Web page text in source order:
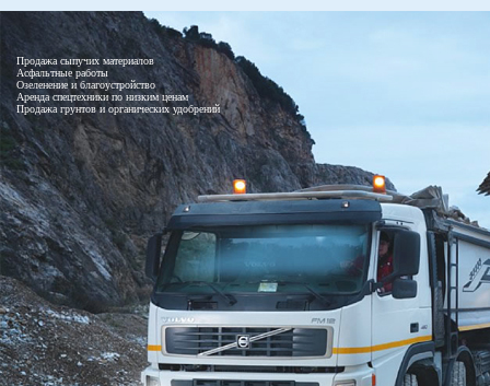
Продажа сыпучих материалов
Асфальтные работы
Озеленение и благоустройство
Аренда спецтехники по низким ценам
Продажа грунтов и органических удобрений